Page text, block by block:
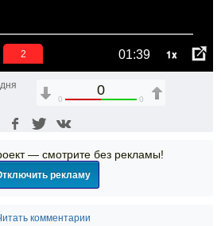
01:39 1x
2
0
0 0
— смотрите без рекламы!
рекламу
комментарии